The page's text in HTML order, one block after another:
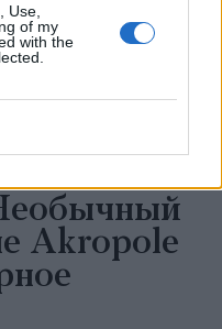
Use,
of my
with the
Я аж
Akropole